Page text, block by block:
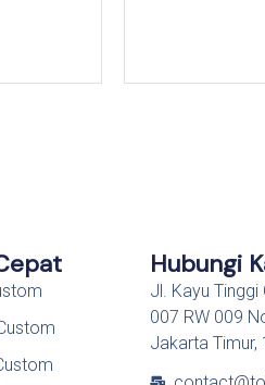
Hubungi
Jl. Kayu Tinggi
007 RW 009
Jakarta Timur,